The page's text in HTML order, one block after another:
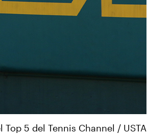
5 del Tennis Channel / USTA